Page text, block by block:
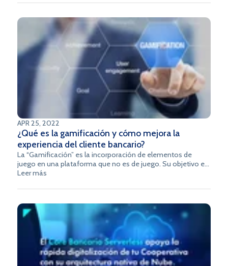
los modelos de confianza vigentes en Latam y una hoja de
protección de los datos de tus clientes.
APR 25, 2022
¿Qué es la gamificación y cómo mejora la
experiencia del cliente bancario?
La “Gamificación” es la incorporación de elementos de
juego en una plataforma que no es de juego. Su objetivo es
mejorar la experiencia del cliente haciendo que los procesos
de recompensas al completar una tarea, monitorear el
establecimiento de desafíos u objetivos. ¿Cómo la banca
puede usar la gamificación para mejorar la atención al
cliente bancario de hoy? Es la pregunta que trataremos de
resolver en este artículo.
Leer más